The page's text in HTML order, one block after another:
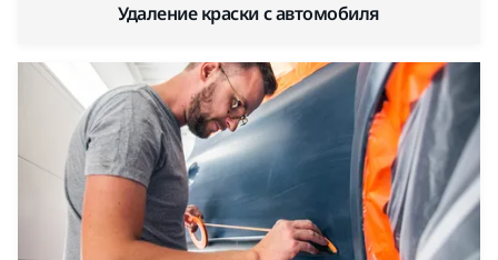
Удаление краски с автомобиля